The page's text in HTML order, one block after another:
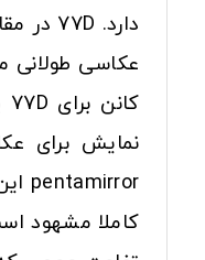
عکاسی طولانی
کاملا مشهود